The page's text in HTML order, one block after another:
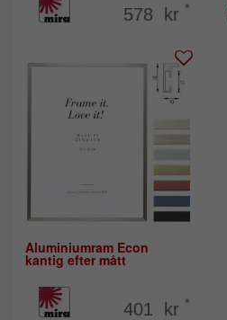
578 kr *
Aluminiumram Econ
kantig efter mått
401 kr *